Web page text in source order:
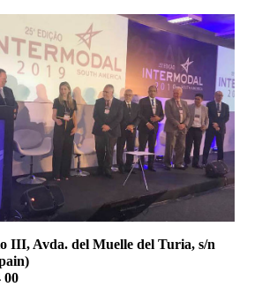
III, Avda. del Muelle del Turia, s/n
00